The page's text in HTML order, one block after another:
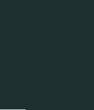
og privat